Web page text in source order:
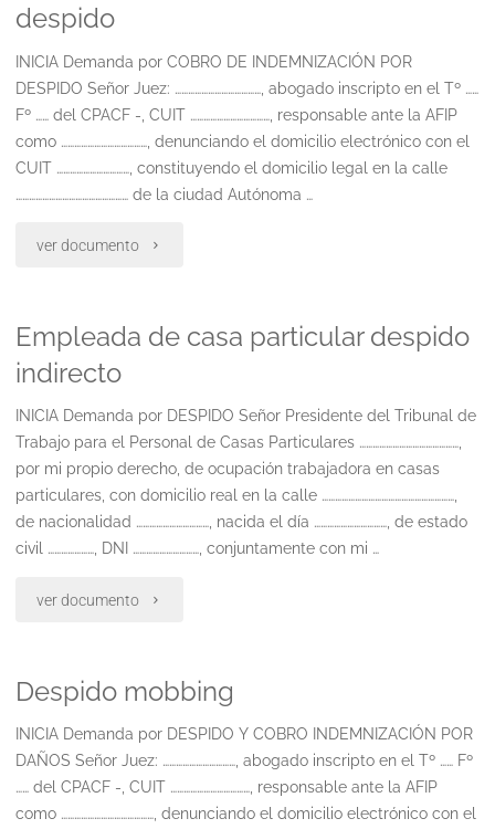
inmueble
con
reajuste
en
suspenso"
despido
INICIA Demanda por COBRO DE INDEMNIZACIÓN POR
DESPIDO Señor Juez: …………………………………, abogado inscripto en el Tº ……
Fº …… del CPACF -, CUIT ………………………………, responsable ante la AFIP
como …………………………………, denunciando el domicilio electrónico con el
CUIT ……………………………, constituyendo el domicilio legal en la calle
…………………………………………… de la ciudad Autónoma …
ver documento "Inexistencia
causa
en
el
Empleada de casa particular despido
indirecto
INICIA Demanda por DESPIDO Señor Presidente del Tribunal de
Trabajo para el Personal de Casas Particulares ………………………………………,
por mi propio derecho, de ocupación trabajadora en casas
particulares, con domicilio real en la calle ……………………………………………………,
de nacionalidad ……………………………, nacida el día ……………………………, de estado
civil …………………, DNI …………………………, conjuntamente con mi …
ver documento "Empleada
casa
particular
indirecto"
Despido mobbing
INICIA Demanda por DESPIDO Y COBRO INDEMNIZACIÓN POR
DAÑOS Señor Juez: ……………………………, abogado inscripto en el Tº …… Fº
…… del CPACF -, CUIT ………………………………, responsable ante la AFIP
como ……………………………………, denunciando el domicilio electrónico con el